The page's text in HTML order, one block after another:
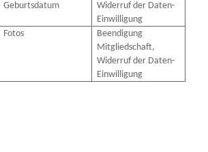
Geburtsdatum
Widerruf der Daten-
Einwilligung
Fotos
Beendigung
Mitgliedschaft,
Widerruf der Daten-
Einwilligung